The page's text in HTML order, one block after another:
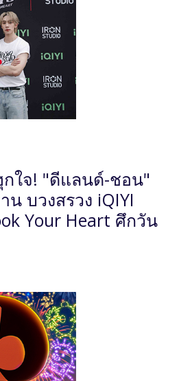
กใจ! "ดีแลนด์-ชอน"
น บวงสรวง iQIYI
Your Heart ศึกวัน